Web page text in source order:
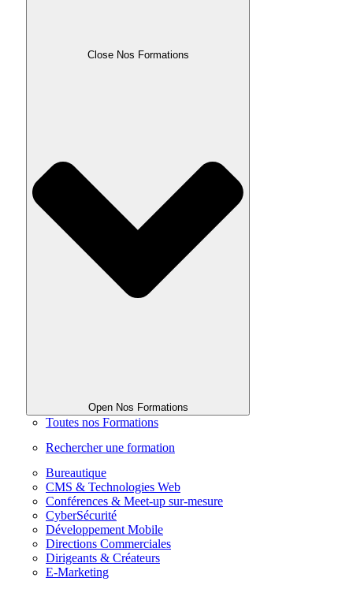
Close Nos Formations
Open Nos Formations
Toutes nos Formations
Rechercher une formation
Bureautique
CMS & Technologies Web
Conférences & Meet-up sur-mesure
CyberSécurité
Développement Mobile
Directions Commerciales
Dirigeants & Créateurs
E-Marketing